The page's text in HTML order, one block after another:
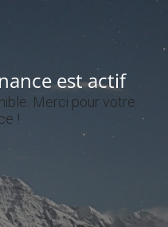
est actif
Merci pour votre
!